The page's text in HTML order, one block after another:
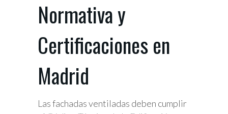
Normativa y
Certificaciones en
Madrid
Las fachadas ventiladas deben cumplir